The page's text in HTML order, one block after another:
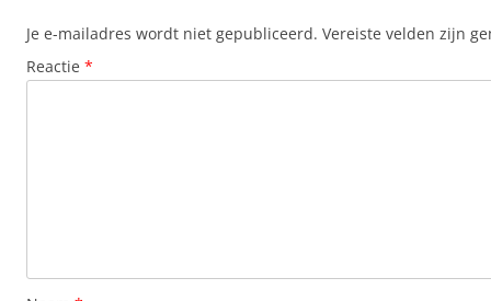
Je e-mailadres wordt niet gepubliceerd. Vereiste velden zijn
Reactie *